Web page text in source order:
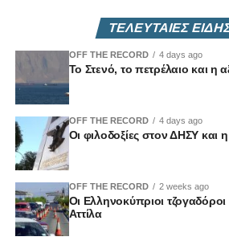
ΤΕΛΕΥΤΑΙΕΣ
OFF THE RECORD 4 days ago
Το Στενό, το πετρέλαιο και η
OFF THE RECORD 4 days ago
Οι φιλοδοξίες στον ΔΗΣΥ και
OFF THE RECORD 2 weeks ago
Οι Ελληνοκύπριοι
Αττίλα